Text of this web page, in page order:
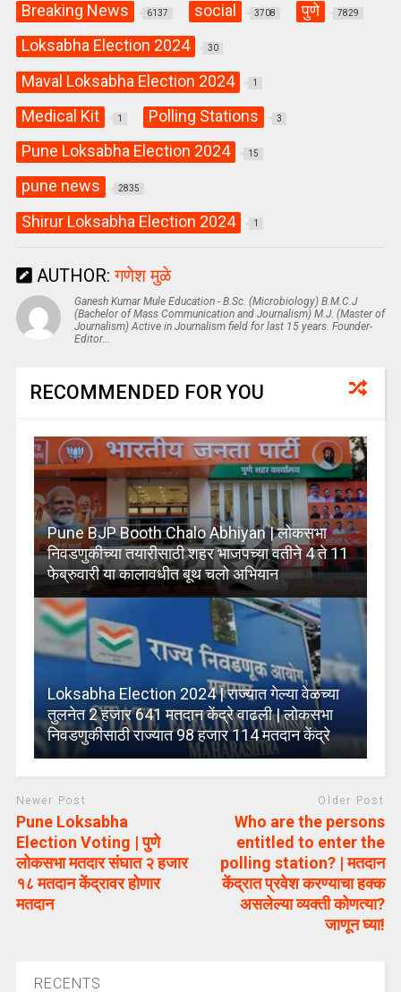
Breaking News 6137 social 3708 पुणे 7829
Loksabha Election 2024 30
Maval Loksabha Election 2024 1
Medical Kit 1 Polling Stations 3
Pune Loksabha Election 2024 15
pune news 2835
Shirur Loksabha Election 2024 1
AUTHOR:गणेश मुळे
Ganesh Kumar Mule Education - B.Sc. (Microbiology) B.M.C.J
(Bachelor of Mass Communication and Journalism) M.J. (Master of
Journalism) Active in Journalism field for last 15 years. Founder-
Editor...
RECOMMENDED FOR YOU
Pune BJP Booth Chalo Abhiyan | लोकसभा
निवडणुकीच्या तयारीसाठी शहर भाजपच्या वतीने 4 ते 11
फेब्रुवारी या कालावधीत बूथ चलो अभियान
Loksabha Election 2024 | राज्यात गेल्या वेळच्या
तुलनेत 2 हजार 641 मतदान केंद्रे वाढली | लोकसभा
निवडणुकीसाठी राज्यात 98 हजार 114 मतदान केंद्रे
Newer Post
Pune Loksabha
Election Voting | पुणे
लोकसभा मतदार संघात २ हजार
१८ मतदान केंद्रावर होणार
मतदान
Older Post
Who are the persons
entitled to enter the
polling station? | मतदान
केंद्रात प्रवेश करण्याचा हक्क
असलेल्या व्यक्ती कोणत्या?
जाणून घ्या!
RECENTS